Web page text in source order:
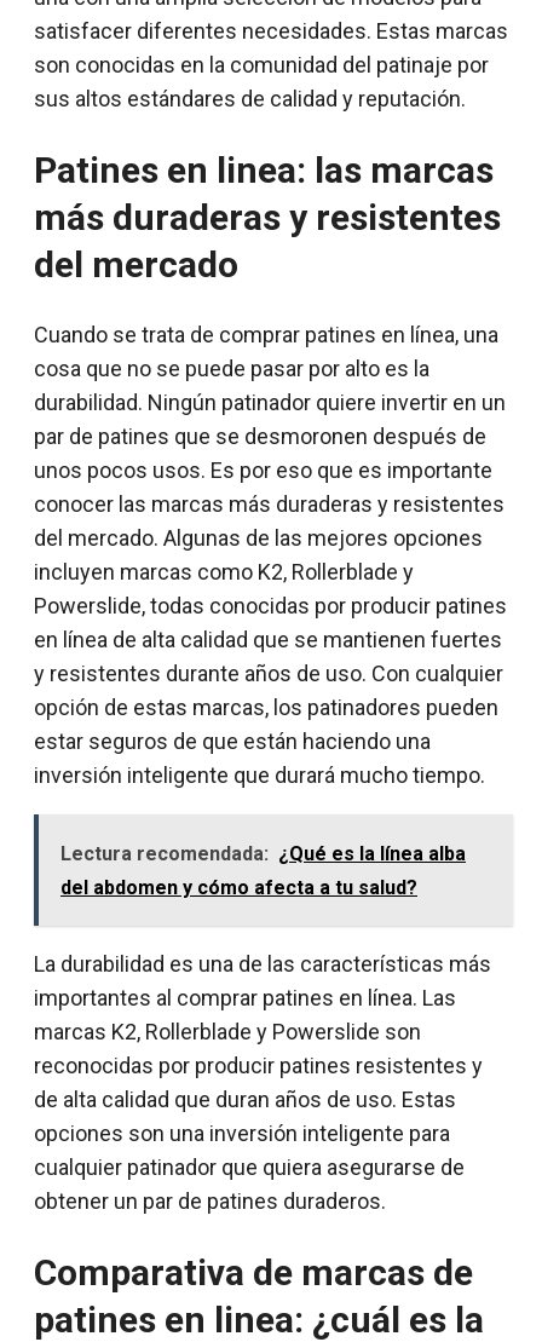
satisfacer diferentes necesidades. Estas marcas
son conocidas en la comunidad del patinaje por
sus altos estándares de calidad y reputación.
Patines en linea: las marcas
más duraderas y resistentes
del mercado
Cuando se trata de comprar patines en línea, una
cosa que no se puede pasar por alto es la
durabilidad. Ningún patinador quiere invertir en un
par de patines que se desmoronen después de
unos pocos usos. Es por eso que es importante
conocer las marcas más duraderas y resistentes
del mercado. Algunas de las mejores opciones
incluyen marcas como K2, Rollerblade y
Powerslide, todas conocidas por producir patines
en línea de alta calidad que se mantienen fuertes
y resistentes durante años de uso. Con cualquier
opción de estas marcas, los patinadores pueden
estar seguros de que están haciendo una
inversión inteligente que durará mucho tiempo.
Lectura recomendada: ¿Qué es la línea alba
del abdomen y cómo afecta a tu salud?
La durabilidad es una de las características más
importantes al comprar patines en línea. Las
marcas K2, Rollerblade y Powerslide son
reconocidas por producir patines resistentes y
de alta calidad que duran años de uso. Estas
opciones son una inversión inteligente para
cualquier patinador que quiera asegurarse de
obtener un par de patines duraderos.
Comparativa de marcas de
patines en linea: ¿cuál es la